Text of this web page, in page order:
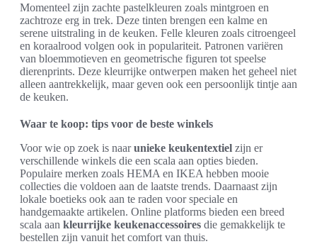
Momenteel zijn zachte pastelkleuren zoals mintgroen en
zachtroze erg in trek. Deze tinten brengen een kalme en
serene uitstraling in de keuken. Felle kleuren zoals citroengeel
en koraalrood volgen ook in populariteit. Patronen variëren
van bloemmotieven en geometrische figuren tot speelse
dierenprints. Deze kleurrijke ontwerpen maken het geheel niet
alleen aantrekkelijk, maar geven ook een persoonlijk tintje aan
de keuken.
Waar te koop: tips voor de beste winkels
Voor wie op zoek is naarunieke keukentextiel zijn er
verschillende winkels die een scala aan opties bieden.
Populaire merken zoals HEMA en IKEA hebben mooie
collecties die voldoen aan de laatste trends. Daarnaast zijn
lokale boetieks ook aan te raden voor speciale en
handgemaakte artikelen. Online platforms bieden een breed
scala aan kleurrijke keukenaccessoires die gemakkelijk te
bestellen zijn vanuit het comfort van thuis.